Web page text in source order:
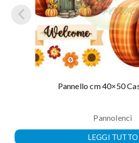
Pannello cm 40×50
Pannolenci
LEGGI TUTTO